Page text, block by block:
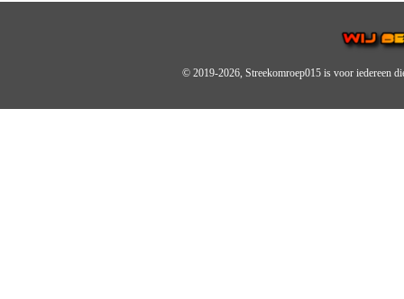
© 2019-2026, Streekomroep015 is voor iedereen